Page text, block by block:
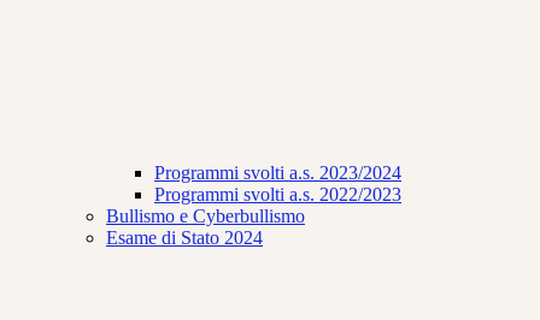
Programmi svolti a.s. 2023/2024
Programmi svolti a.s. 2022/2023
Bullismo e Cyberbullismo
Esame di Stato 2024